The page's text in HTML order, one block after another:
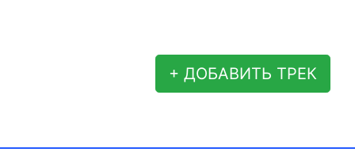
+ ДОБАВИТЬ ТРЕК